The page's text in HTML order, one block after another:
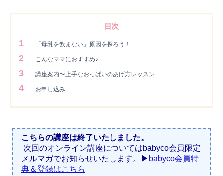
目次
1 「母乳を飲まない」原因を探ろう！
2 こんなママにおすすめ♪
3 講座案内〜上手なおっぱいのあげ方レッスン
4 お申し込み
こちらの講座は終了いたしました。
次回のオンライン講座についてはbabyco会員限定
メルマガでお知らせいたします。▶︎ babyco会員特
典＆登録はこちら